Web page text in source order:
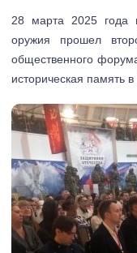
28 марта 2025 года
оружия прошел
общественного
историческая память